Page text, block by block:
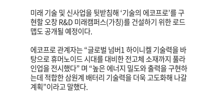
미래 기술 및 신사업을 뒷받침해 ‘기술의 에코프로’를 구
현할 오창 R&D 미래캠퍼스(가칭)를 건설하기 위한 로드
맵도 공개될 예정이다.
에코프로 관계자는 “글로벌 넘버1 하이니켈 기술력을 바
탕으로 휴머노이드 시대를 대비한 전고체 소재까지 풀라
인업을 전시했다” 며 “높은 에너지 밀도와 출력을 구현하
는데 적합한 삼원계 배터리 기술력을 더욱 고도화해 나갈
계획”이라고 말했다.